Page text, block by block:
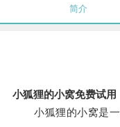
简介
小狐狸的小窝免费试用
小狐狸的小窝是一